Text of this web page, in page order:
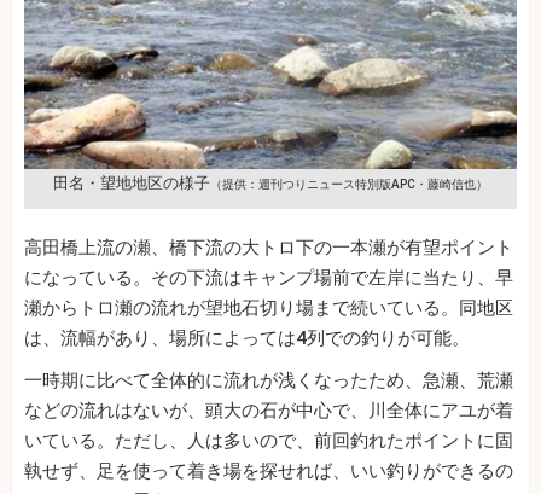
田名・望地地区の様子 （提供：週刊つりニュース特別版APC・藤崎信也）
高田橋上流の瀬、橋下流の大トロ下の一本瀬が有望ポイント
になっている。その下流はキャンプ場前で左岸に当たり、早
瀬からトロ瀬の流れが望地石切り場まで続いている。同地区
は、流幅があり、場所によっては4列での釣りが可能。
一時期に比べて全体的に流れが浅くなったため、急瀬、荒瀬
などの流れはないが、頭大の石が中心で、川全体にアユが着
いている。ただし、人は多いので、前回釣れたポイントに固
執せず、足を使って着き場を探せれば、いい釣りができるの